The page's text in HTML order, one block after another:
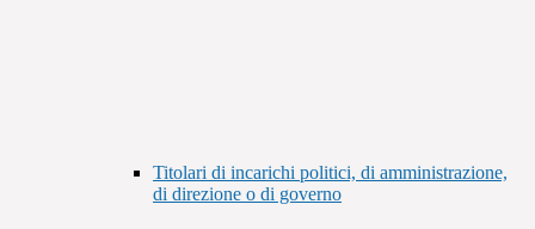
Titolari di incarichi politici, di amministrazione,
di direzione o di governo